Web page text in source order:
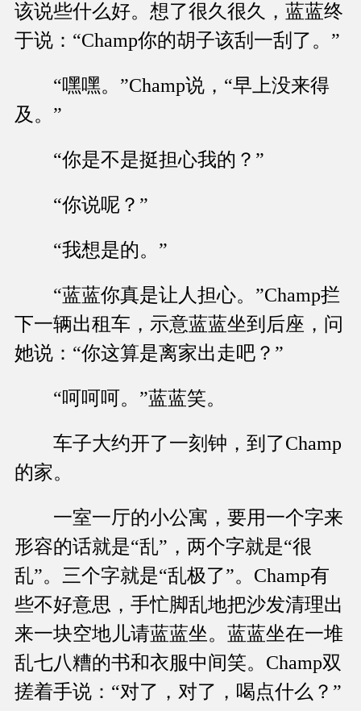
该说些什么好。想了很久很久，蓝蓝终
于说：“Champ你的胡子该刮一刮了。”
“嘿嘿。”Champ说，“早上没来得
及。”
“你是不是挺担心我的？”
“你说呢？”
“我想是的。”
“蓝蓝你真是让人担心。”Champ拦
下一辆出租车，示意蓝蓝坐到后座，问
她说：“你这算是离家出走吧？”
“呵呵呵。”蓝蓝笑。
车子大约开了一刻钟，到了Champ
的家。
一室一厅的小公寓，要用一个字来
形容的话就是“乱”，两个字就是“很
乱”。三个字就是“乱极了”。Champ有
些不好意思，手忙脚乱地把沙发清理出
来一块空地儿请蓝蓝坐。蓝蓝坐在一堆
乱七八糟的书和衣服中间笑。Champ双
搓着手说：“对了，对了，喝点什么？”